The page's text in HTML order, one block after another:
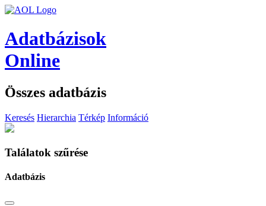
Adatbázisok
Online
Összes adatbázis
Keresés Hierarchia Térkép Információ
Találatok szűrése
Adatbázis